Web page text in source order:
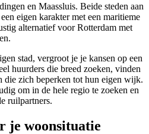
en Maassluis. Beide steden aan
eigen karakter met een maritieme
alternatief voor Rotterdam met
stad, vergroot je je kansen op een
huurders die breed zoeken, vinden
die zich beperken tot hun eigen wijk.
om in de hele regio te zoeken en
ruilpartners.
je woonsituatie